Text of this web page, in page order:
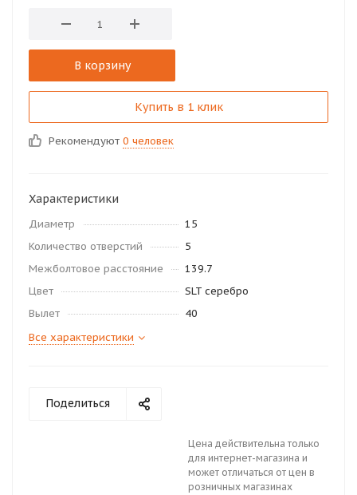
В корзину
Купить в 1 клик
Рекомендуют 0 человек
Характеристики
Диаметр
15
Количество отверстий
5
Межболтовое расстояние
139.7
Цвет
SLT серебро
Вылет
40
Все характеристики
Поделиться
Цена действительна только
для интернет-магазина и
может отличаться от цен в
розничных магазинах